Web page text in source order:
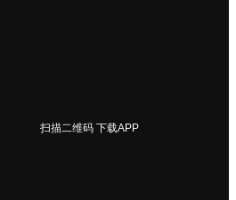
扫描二维码 下载APP